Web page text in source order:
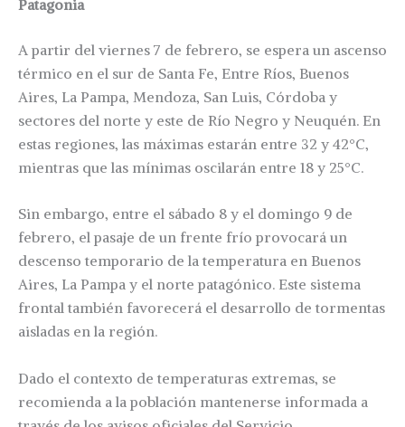
Patagonia
A partir del viernes 7 de febrero, se espera un ascenso
térmico en el sur de Santa Fe, Entre Ríos, Buenos
Aires, La Pampa, Mendoza, San Luis, Córdoba y
sectores del norte y este de Río Negro y Neuquén. En
estas regiones, las máximas estarán entre 32 y 42°C,
mientras que las mínimas oscilarán entre 18 y 25°C.
Sin embargo, entre el sábado 8 y el domingo 9 de
febrero, el pasaje de un frente frío provocará un
descenso temporario de la temperatura en Buenos
Aires, La Pampa y el norte patagónico. Este sistema
frontal también favorecerá el desarrollo de tormentas
aisladas en la región.
Dado el contexto de temperaturas extremas, se
recomienda a la población mantenerse informada a